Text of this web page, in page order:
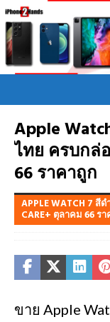
Apple
ไทย ครบกล่
66 ราคาถูก
APPLE WATCH 7 สี
CARE+ ตุลาคม 66 ร
ขาย Apple